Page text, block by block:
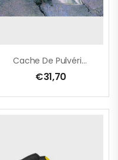
Cache De Pulvérisation 12 X 30 Cm – Plastique Transparant
€31,70